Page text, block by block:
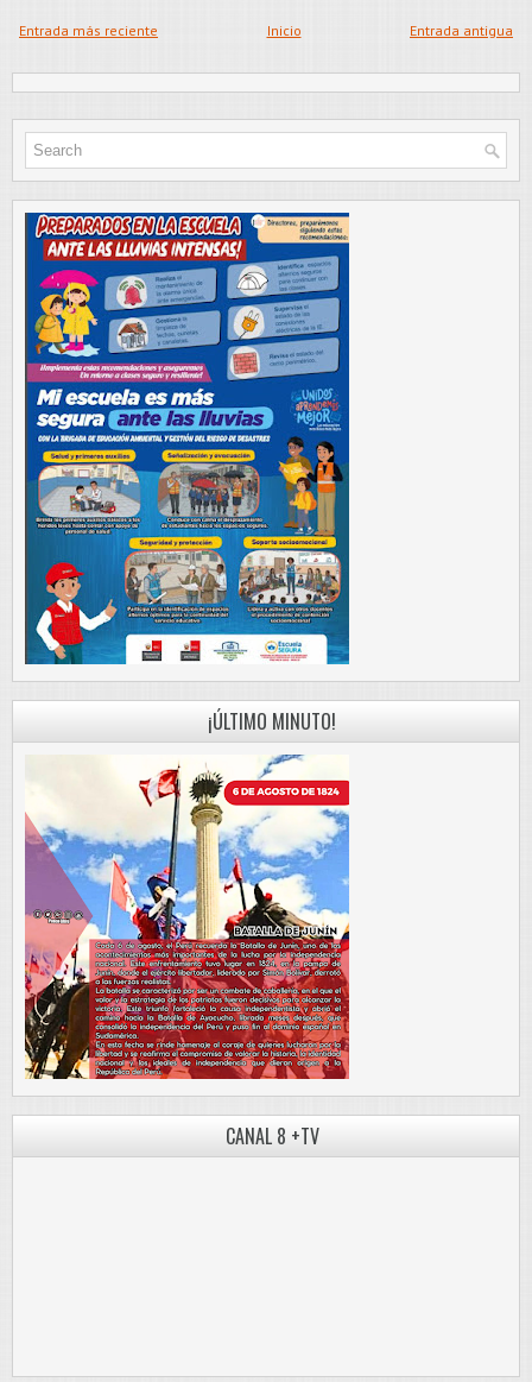
Entrada más reciente Entrada antigua
Inicio
¡ÚLTIMO MINUTO!
CANAL 8 +TV